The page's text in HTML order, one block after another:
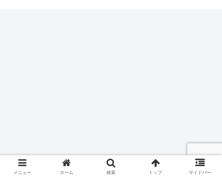
メニュー ホーム 検索 トップ サイドバー